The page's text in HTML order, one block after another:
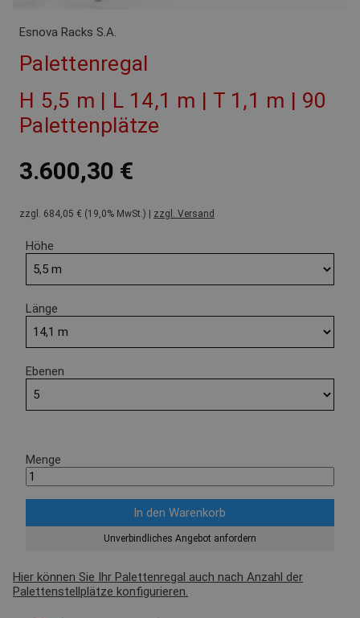
Esnova Racks S.A.
Palettenregal
H 5,5 m | L 14,1 m | T 1,1 m | 90
Palettenplätze
3.600,30 €
zzgl. 684,05 € (19,0% MwSt.) | zzgl. Versand
Höhe
Länge
Ebenen
Menge
Unverbindliches Angebot anfordern
Hier können Sie Ihr Palettenregal auch nach Anzahl der
Palettenstellplätze konfigurieren.